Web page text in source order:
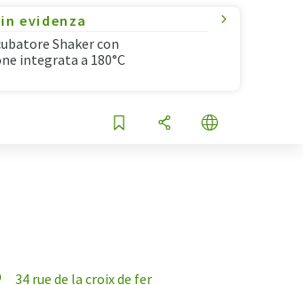
evidenza
Shaker con
integrata a 180°C
34 rue de la croix de fer